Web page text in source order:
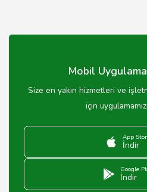
Mobil
Size en yakın hizmetleri ve
için
App
İndir
Google
İndir